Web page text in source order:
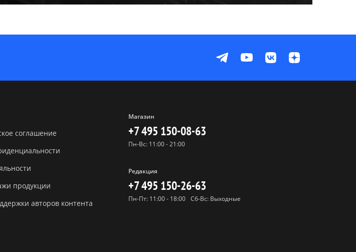
соглашение
продукции
авторов контента
Магазин
+7 495 150-08-63
Пн-Вс: 11:00 - 21:00
Редакция
+7 495 150-26-63
Пн-Пт: 11:00 - 18:00 Сб-Вс: Выходные